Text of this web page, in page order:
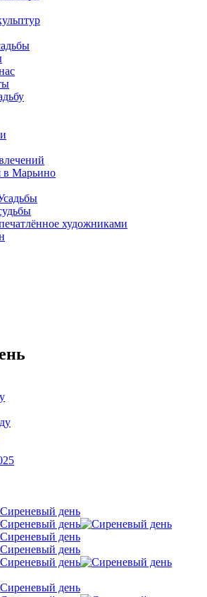
Марьино
художниками